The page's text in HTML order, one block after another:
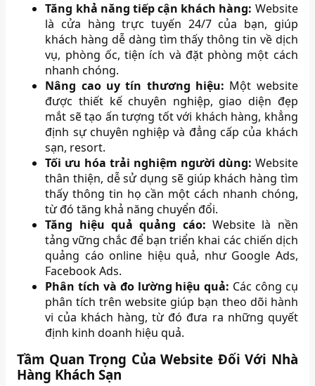
Tăng khả năng tiếp cận khách hàng: Website
là cửa hàng trực tuyến 24/7 của bạn, giúp
khách hàng dễ dàng tìm thấy thông tin về dịch
vụ, phòng ốc, tiện ích và đặt phòng một cách
nhanh chóng.
Nâng cao uy tín thương hiệu: Một website
được thiết kế chuyên nghiệp, giao diện đẹp
mắt sẽ tạo ấn tượng tốt với khách hàng, khẳng
định sự chuyên nghiệp và đẳng cấp của khách
sạn, resort.
Tối ưu hóa trải nghiệm người dùng: Website
thân thiện, dễ sử dụng sẽ giúp khách hàng tìm
thấy thông tin họ cần một cách nhanh chóng,
từ đó tăng khả năng chuyển đổi.
Tăng hiệu quả quảng cáo: Website là nền
tảng vững chắc để bạn triển khai các chiến dịch
quảng cáo online hiệu quả, như Google Ads,
Facebook Ads.
Phân tích và đo lường hiệu quả: Các công cụ
phân tích trên website giúp bạn theo dõi hành
vi của khách hàng, từ đó đưa ra những quyết
định kinh doanh hiệu quả.
Tầm Quan Trọng Của Website Đối Với Nhà
Hàng Khách Sạn